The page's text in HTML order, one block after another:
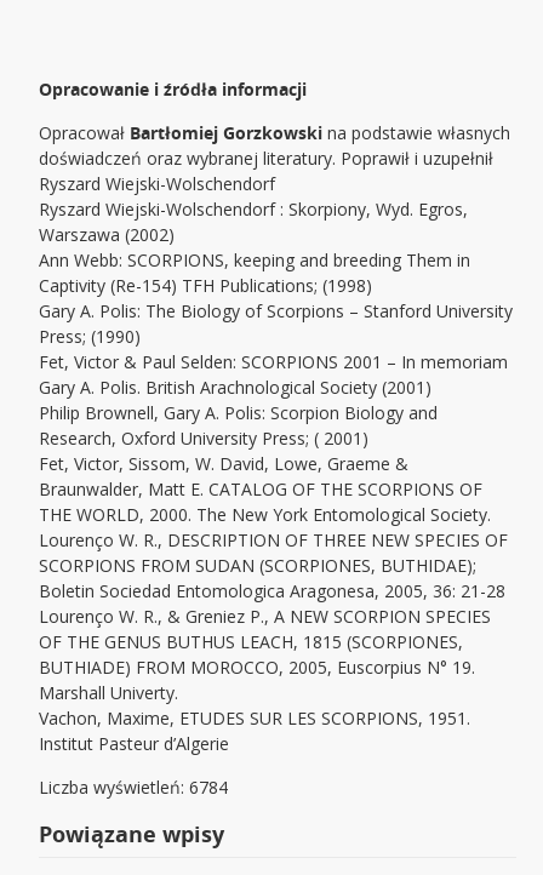
Opracowanie i źródła informacji
Opracował Bartłomiej Gorzkowski na podstawie własnych
doświadczeń oraz wybranej literatury. Poprawił i uzupełnił
Ryszard Wiejski-Wolschendorf
Ryszard Wiejski-Wolschendorf : Skorpiony, Wyd. Egros,
Warszawa (2002)
Ann Webb: SCORPIONS, keeping and breeding Them in
Captivity (Re-154) TFH Publications; (1998)
Gary A. Polis: The Biology of Scorpions – Stanford University
Press; (1990)
Fet, Victor & Paul Selden: SCORPIONS 2001 – In memoriam
Gary A. Polis. British Arachnological Society (2001)
Philip Brownell, Gary A. Polis: Scorpion Biology and
Research, Oxford University Press; ( 2001)
Fet, Victor, Sissom, W. David, Lowe, Graeme &
Braunwalder, Matt E. CATALOG OF THE SCORPIONS OF
THE WORLD, 2000. The New York Entomological Society.
Lourenço W. R., DESCRIPTION OF THREE NEW SPECIES OF
SCORPIONS FROM SUDAN (SCORPIONES, BUTHIDAE);
Boletin Sociedad Entomologica Aragonesa, 2005, 36: 21-28
Lourenço W. R., & Greniez P., A NEW SCORPION SPECIES
OF THE GENUS BUTHUS LEACH, 1815 (SCORPIONES,
BUTHIADE) FROM MOROCCO, 2005, Euscorpius N° 19.
Marshall Univerty.
Vachon, Maxime, ETUDES SUR LES SCORPIONS, 1951.
Institut Pasteur d’Algerie
Liczba wyświetleń: 6784
Powiązane wpisy